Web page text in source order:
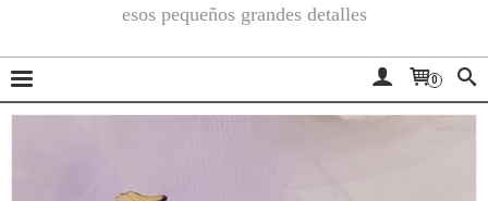
esos pequeños grandes detalles
0